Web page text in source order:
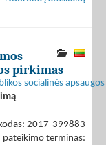
pirkimas
socialinės
2017-399883
pateikimo terminas: